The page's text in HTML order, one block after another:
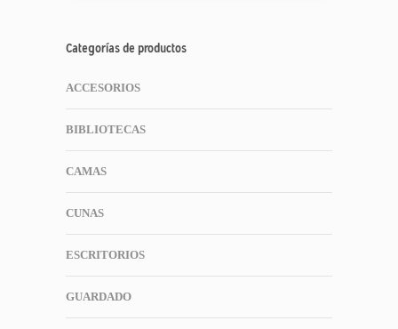
Categorías de productos
ACCESORIOS
BIBLIOTECAS
CAMAS
CUNAS
ESCRITORIOS
GUARDADO